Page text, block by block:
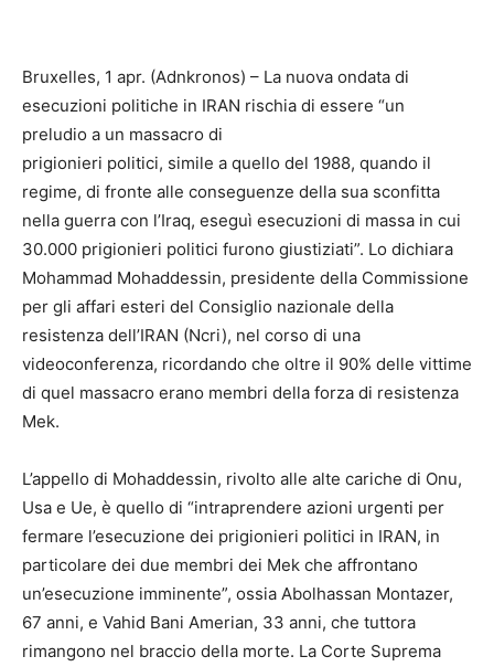
Bruxelles, 1 apr. (Adnkronos) – La nuova ondata di
esecuzioni politiche in IRAN rischia di essere “un
preludio a un massacro di
prigionieri politici, simile a quello del 1988, quando il
regime, di fronte alle conseguenze della sua sconfitta
nella guerra con l’Iraq, eseguì esecuzioni di massa in cui
30.000 prigionieri politici furono giustiziati”. Lo dichiara
Mohammad Mohaddessin, presidente della Commissione
per gli affari esteri del Consiglio nazionale della
resistenza dell’IRAN (Ncri), nel corso di una
videoconferenza, ricordando che oltre il 90% delle vittime
di quel massacro erano membri della forza di resistenza
Mek.
L’appello di Mohaddessin, rivolto alle alte cariche di Onu,
Usa e Ue, è quello di “intraprendere azioni urgenti per
fermare l’esecuzione dei prigionieri politici in IRAN, in
particolare dei due membri dei Mek che affrontano
un’esecuzione imminente”, ossia Abolhassan Montazer,
67 anni, e Vahid Bani Amerian, 33 anni, che tuttora
rimangono nel braccio della morte. La Corte Suprema